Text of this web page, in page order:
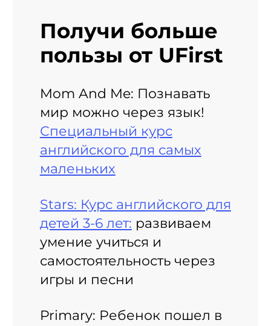
Получи больше
пользы от UFirst
Mom And Me: Познавать
мир можно через язык!
Специальный курс
английского для самых
маленьких
Stars: Курс английского для
детей 3-6 лет: развиваем
умение учиться и
самостоятельность через
игры и песни
Primary: Ребенок пошел в